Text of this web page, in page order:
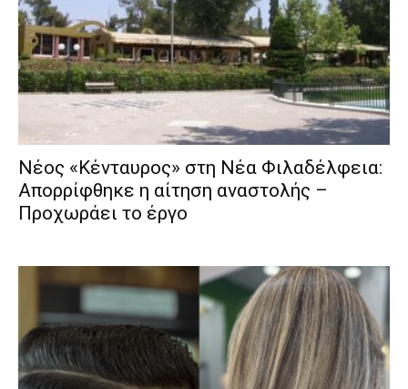
Νέος «Κένταυρος» στη Νέα Φιλαδέλφεια:
Απορρίφθηκε η αίτηση αναστολής –
Προχωράει το έργο